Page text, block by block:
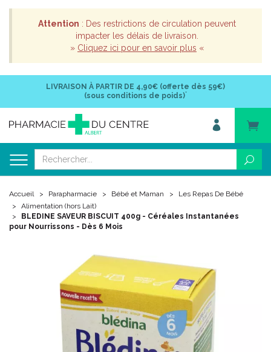
Attention : Des restrictions de circulation peuvent
impacter les délais de livraison.
» Cliquez ici pour en savoir plus «
LIVRAISON À PARTIR DE 4,90€ (offerte dès 59€)
(sous conditions de poids)*
Accueil Parapharmacie Bébé et Maman
Les Repas De Bébé
Alimentation (hors Lait)
BLEDINE SAVEUR BISCUIT 400g - Céréales Instantanées
pour Nourrissons - Dès 6 Mois